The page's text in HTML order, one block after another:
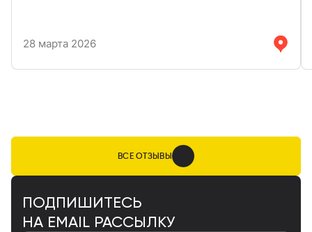
ПОДПИШИТЕСЬ
НА EMAIL РАССЫЛКУ
идеальном состоянии.
28 марта 2026
ВСЕ ОТЗЫВЫ